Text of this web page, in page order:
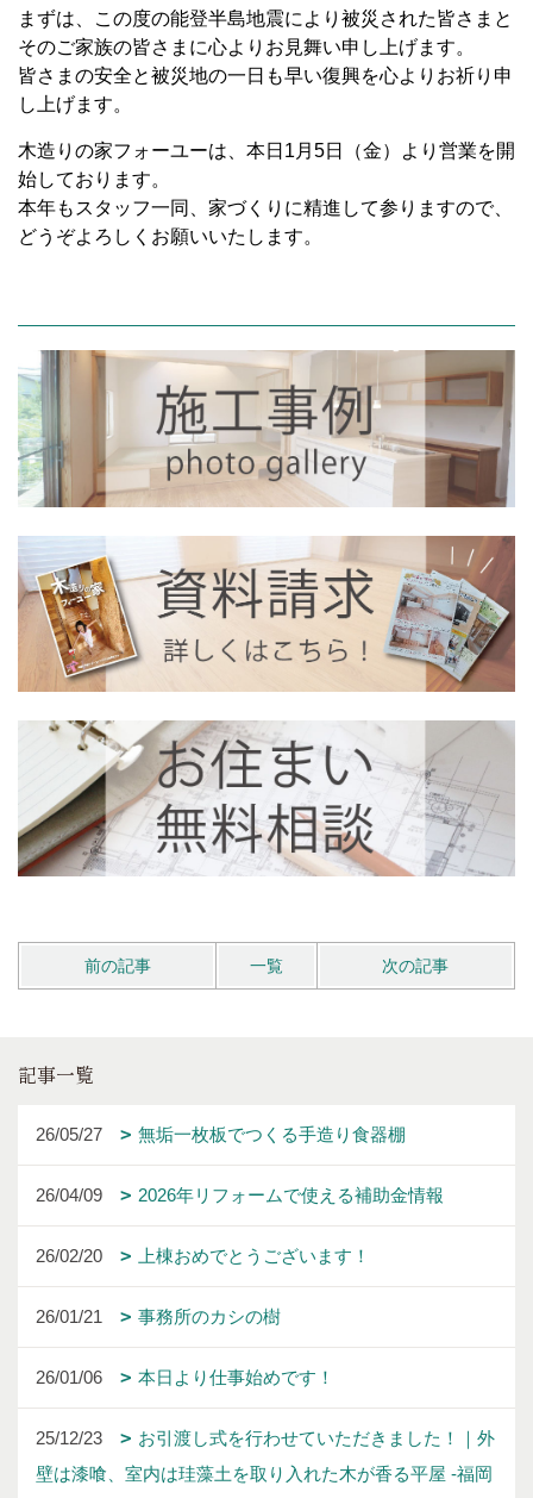
まずは、この度の能登半島地震により被災された皆さまと
そのご家族の皆さまに心よりお見舞い申し上げます。
皆さまの安全と被災地の一日も早い復興を心よりお祈り申
し上げます。
木造りの家フォーユーは、本日1月5日（金）より営業を開
始しております。
本年もスタッフ一同、家づくりに精進して参りますので、
どうぞよろしくお願いいたします。
前の記事 一覧 次の記事
記事一覧
26/05/27 無垢一枚板でつくる手造り食器棚
26/04/09 2026年リフォームで使える補助金情報
26/02/20 上棟おめでとうございます！
26/01/21 事務所のカシの樹
26/01/06 本日より仕事始めです！
25/12/23
お引渡し式を行わせていただきました！｜外
壁は漆喰、室内は珪藻土を取り入れた木が香る平屋 -福岡